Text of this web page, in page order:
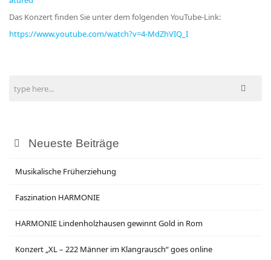
Das Konzert finden Sie unter dem folgenden YouTube-Link:
https://www.youtube.com/watch?v=4-MdZhVIQ_I
Neueste Beiträge
Musikalische Früherziehung
Faszination HARMONIE
HARMONIE Lindenholzhausen gewinnt Gold in Rom
Konzert „XL – 222 Männer im Klangrausch“ goes online